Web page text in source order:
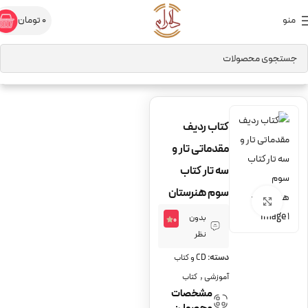
منو 0تومان
خانه CD و کتاب آموزشی کتاب
برای بزرگنمایی کلیک کنید
کتاب ردیف
مقدماتی تار و
سه تار کتاب
سوم هنرستان
بدون
نظر
0
دسته:
CD و کتاب
آموزشی, کتاب
مشخصات